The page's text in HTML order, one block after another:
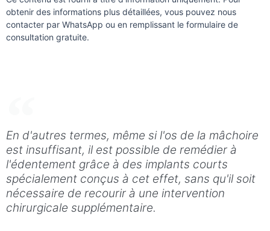
obtenir des informations plus détaillées, vous pouvez nous
contacter par WhatsApp ou en remplissant le formulaire de
consultation gratuite.
En d'autres termes, même si l'os de la mâchoire
est insuffisant, il est possible de remédier à
l'édentement grâce à des implants courts
spécialement conçus à cet effet, sans qu'il soit
nécessaire de recourir à une intervention
chirurgicale supplémentaire.